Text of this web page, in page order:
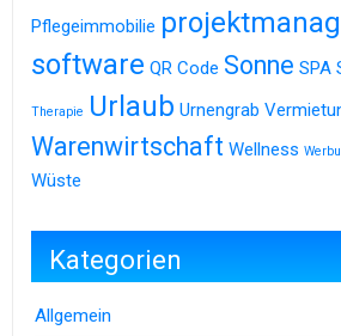
Pflegeimmobilie
software QR Code Sonne SPA
Therapie Urlaub Urnengrab
Warenwirtschaft Wellness
Wüste
Kategorien
Allgemein